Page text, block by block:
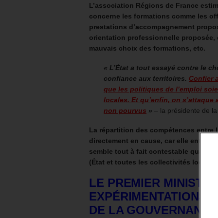
L’association Régions de France
concerne les formations comme les
prestations d’accompagnement
orientation professionnelle
mauvais choix des formations, etc.
« L’État a tout essayé contre le
confiance aux territoires. Confier
que les politiques de l’emploi
locales. Et qu’enfin, on
non pourvus » – la présidente de
La répartition des compétences entre
directement en cause, car elle
semble tout à fait contestable quand
(État et toutes les collectivités
LE PREMIER
EXPÉRIMENTATIONS
DE LA